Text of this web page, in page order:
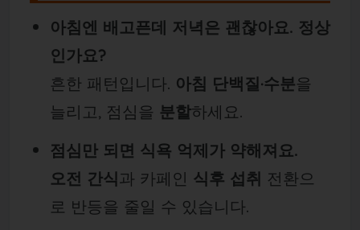
아침엔 배고픈데 저녁은 괜찮아요. 정상
인가요?
흔한 패턴입니다. 아침 단백질·수분을
늘리고, 점심을 분할하세요.
점심만 되면 식욕 억제가 약해져요.
오전 간식과 카페인 식후 섭취 전환으
로 반등을 줄일 수 있습니다.